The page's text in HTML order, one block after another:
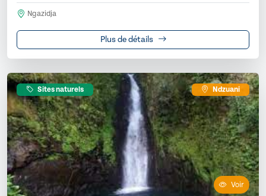
Ngazidja
Plus de détails
Sites naturels Ndzuani
Voir